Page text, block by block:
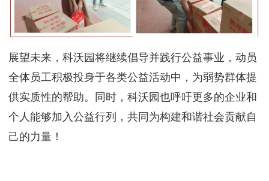
展望未来，科沃园将继续倡导并践行公益事业，动员
全体员工积极投身于各类公益活动中，为弱势群体提
供实质性的帮助。同时，科沃园也呼吁更多的企业和
个人能够加入公益行列，共同为构建和谐社会贡献自
己的力量！